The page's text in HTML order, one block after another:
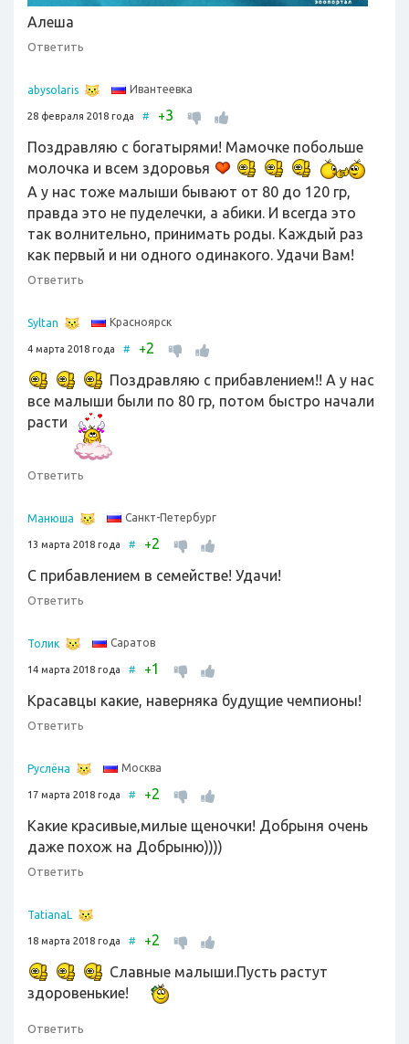
Алеша
Ответить
abysolaris Ивантеевка
28 февраля 2018 года # +3
Поздравляю с богатырями! Мамочке побольше
молочка и всем здоровья
А у нас тоже малыши бывают от 80 до 120 гр,
правда это не пуделечки, а абики. И всегда это
так волнительно, принимать роды. Каждый раз
как первый и ни одного одинакого. Удачи Вам!
Ответить
Syltan Красноярск
4 марта 2018 года # +2
Поздравляю с прибавлением!! А у нас
все малыши были по 80 гр, потом быстро начали
расти
Ответить
Манюша Санкт-Петербург
13 марта 2018 года # +2
С прибавлением в семействе! Удачи!
Ответить
Толик Саратов
14 марта 2018 года # +1
Красавцы какие, наверняка будущие чемпионы!
Ответить
Руслёна Москва
17 марта 2018 года # +2
Какие красивые,милые щеночки! Добрыня очень
даже похож на Добрыню))))
Ответить
TatianaL
18 марта 2018 года # +2
Славные малыши.Пусть растут
здоровенькие!
Ответить